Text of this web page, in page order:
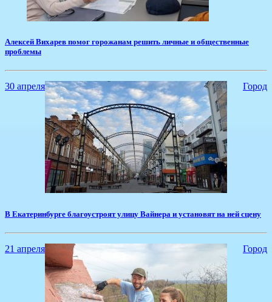
​Алексей Вихарев помог горожанам решить личные и общественные
проблемы
30 апреля Город
​В Екатеринбурге благоустроят улицу Вайнера и установят на ней сцену
21 апреля Город